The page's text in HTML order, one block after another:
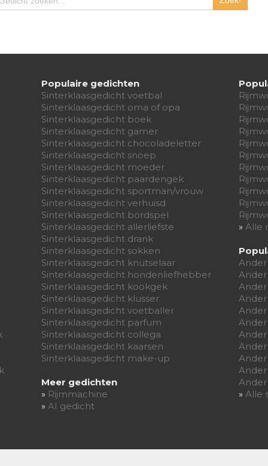
Populaire gedichten
Sinterklaasgedicht voetbal
Sinterklaasgedicht oma of opa
Sinterklaasgedicht boek
Sinterklaasgedicht gamer
Sinterklaasgedicht chocoladeletter
Sinterklaasgedicht snoep
Sinterklaasgedicht moeder
Sinterklaasgedicht paardengek
Sinterklaasgedicht sportman/vrouw
Sinterklaasgedicht verhuisd
Sinterklaasgedicht bordspel
Sinterklaasgedicht allerliefste
Sinterklaasgedicht drank
Sinterklaasgedicht sokken
Sinterklaasgedicht knutselaar
Sinterklaasgedicht hondenliefhebber
Sinterklaasgedicht kookgek
Sinterklaasgedicht klusser
Sinterklaasgedicht voetballer
Sinterklaasgedicht parfum
Sinterklaasgedicht collega
Sinterklaasgedicht kaarsen
Sinterklaasgedicht make-up
Meer gedichten
» Rijmmachine
» AI gedicht
» Alle
» Alle